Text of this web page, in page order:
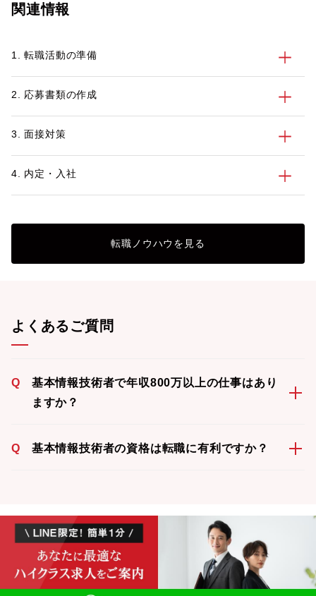
関連情報
1. 転職活動の準備
2. 応募書類の作成
3. 面接対策
4. 内定・入社
転職ノウハウを見る
よくあるご質問
Q
基本情報技術者で年収800万以上の仕事はあり
ますか？
Q 基本情報技術者の資格は転職に有利ですか？